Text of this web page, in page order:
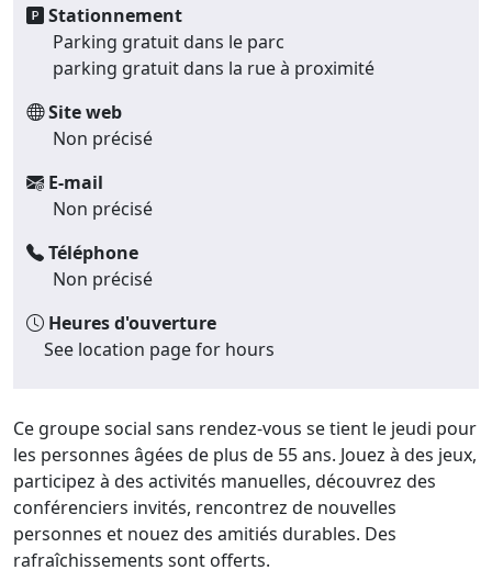
Stationnement
Parking gratuit dans le parc
parking gratuit dans la rue à proximité
Site web
Non précisé
E-mail
Non précisé
Téléphone
Non précisé
Heures d'ouverture
See location page for hours
Ce groupe social sans rendez-vous se tient le jeudi pour
les personnes âgées de plus de 55 ans. Jouez à des jeux,
participez à des activités manuelles, découvrez des
conférenciers invités, rencontrez de nouvelles
personnes et nouez des amitiés durables. Des
rafraîchissements sont offerts.